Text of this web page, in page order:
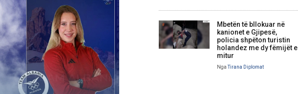
Mbetën të bllokuar në
kanionet e Gjipesë,
policia shpëton turistin
holandez me dy fëmijët e
mitur
NgaTirana Diplomat